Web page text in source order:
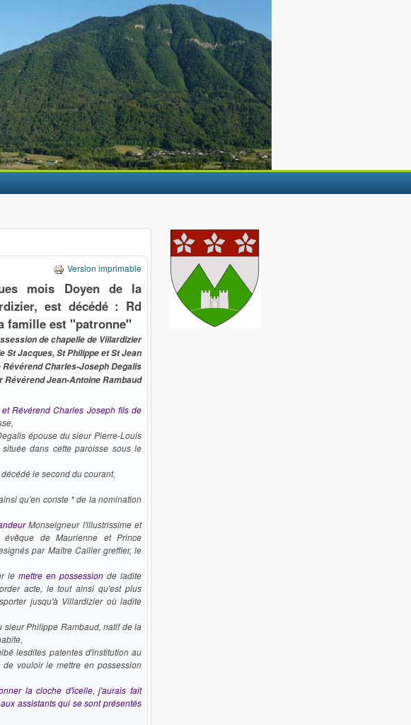
Version imprimable
mois Doyen de la
est décédé : Rd
famille est "patronne"
de chapelle de Villardizier
St Jacques, St Philippe et St Jean
Révérend Charles-Joseph Degalis
Révérend Jean-Antoine Rambaud
Révérend Charles Joseph fils de
épouse du sieur Pierre-Louis
dans cette paroisse sous le
le second du courant,
qu'en conste * de la nomination
Monseigneur l'illustrissime et
évêque de Maurienne et Prince
par Maître Cailler greffier, le
le mettre en possessionde ladite
acte, le tout ainsi qu'est plus
jusqu'à Villardizier où ladite
Philippe Rambaud, natif de la
lesdites patentes d'institution au
vouloir le mettre en possession
la cloche d'icelle, j'aurais fait
assistants qui se sont présentés